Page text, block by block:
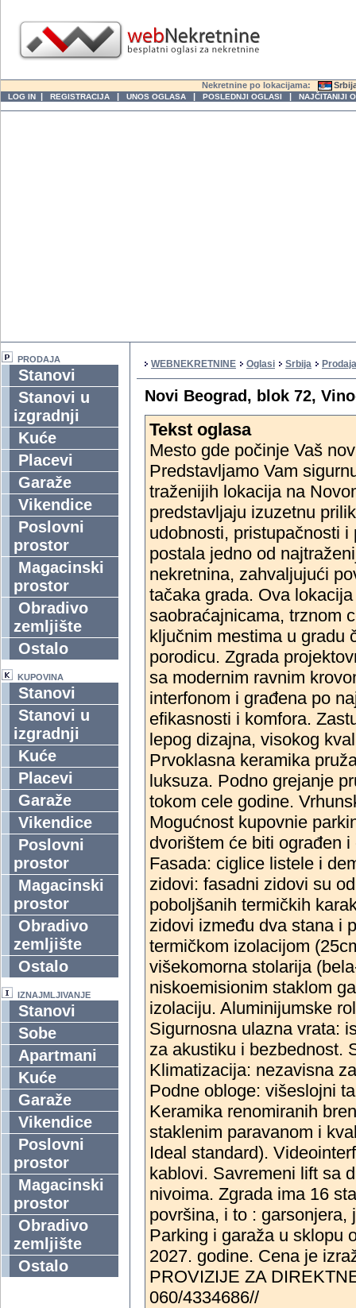
Nekretnine po lokacijama:
LOG IN | REGISTRACIJA | UNOS OGLASA | POSLEDNJI OGLASI | NAJČITANIJI
PRODAJA
Stanovi
Stanovi u
izgradnji
Kuće
Placevi
Garaže
Vikendice
Poslovni
prostor
Magacinski
prostor
Obradivo
zemljište
Ostalo
KUPOVINA
Stanovi
Stanovi u
izgradnji
Kuće
Placevi
Garaže
Vikendice
Poslovni
prostor
Magacinski
prostor
Obradivo
zemljište
Ostalo
IZNAJMLJIVANJE
Stanovi
Sobe
Apartmani
Kuće
Garaže
Vikendice
Poslovni
prostor
Magacinski
prostor
Obradivo
zemljište
Ostalo
WEBNEKRETNINE Oglasi Srbija
Novi Beograd, blok 72,
Tekst oglasa
Mesto gde počinje Vaš
Predstavljamo Vam
traženijih lokacija na
predstavljaju izuzetnu
udobnosti, pristupačnosti
postala jedno od
nekretnina, zahvaljujući
tačaka grada. Ova
saobraćajnicama, trznom
ključnim mestima u gradu
porodicu. Zgrada
sa modernim ravnim
interfonom i građena po
efikasnosti i komfora.
lepog dizajna, visokog
Prvoklasna keramika
luksuza. Podno grejanje
tokom cele godine.
Mogućnost kupovnie
dvorištem će biti ograđen
Fasada: ciglice listele i
zidovi: fasadni zidovi su
poboljšanih termičkih
zidovi između dva stana i
termičkom izolacijom
višekomorna stolarija
niskoemisionim staklom
izolaciju. Aluminijumske
Sigurnosna ulazna vrata:
za akustiku i bezbednost.
Klimatizacija: nezavisna
Podne obloge: višeslojni
Keramika renomiranih
staklenim paravanom i
Ideal standard).
kablovi. Savremeni lift sa
nivoima. Zgrada ima 16
površina, i to :
Parking i garaža u sklopu
2027. godine. Cena je
PROVIZIJE ZA
060/4334686//